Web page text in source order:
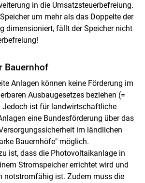
in die Umsatzsteuerbefreiung.
um mehr als das Doppelte der
dimensioniert, fällt der Speicher nicht
Bauernhof
Anlagen können keine Förderung im
Ausbaugesetzes beziehen (=
Jedoch ist für landwirtschaftliche
eine Bundesförderung über das
im ländlichen
Bauernhöfe" möglich.
ist, dass die Photovoltaikanlage in
Stromspeicher errichtet wird und
notstromfähig ist. Zudem muss die